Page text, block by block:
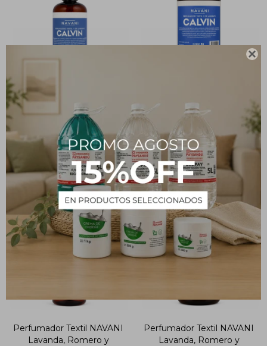

Perfumador Textil NAVANI
Calvin - 250 mL
248
Calvin - 1L
Perfumador Textil NAVANI
Lavanda, Romero y
Perfumador Textil NAVANI
Lavanda, Romero y